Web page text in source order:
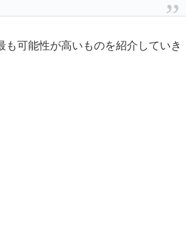
可能性が高いものを紹介していき